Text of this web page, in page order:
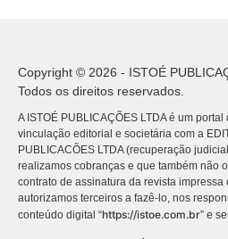
Copyright © 2026 - ISTOÉ
Todos os direitos reservados.
A ISTOÉ PUBLICAÇÕES LTDA é um
vinculação editorial e societária com a
PUBLICACÕES LTDA (recuperação
realizamos cobranças e que também não
contrato de assinatura da revista impressa
autorizamos terceiros a fazê-lo, nos
conteúdo digital “https://istoe.com.br” e